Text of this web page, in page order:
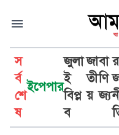
স
র্ব
শে
ষ
ইপেপার
জুলা
ই
বিপ্ল
ব
জা
তী
য়
বা
ণি
জ্য